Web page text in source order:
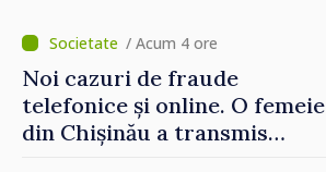
/ Acum 4 ore
Noi cazuri de fraude
telefonice și online. O femeie
din Chișinău a transmis